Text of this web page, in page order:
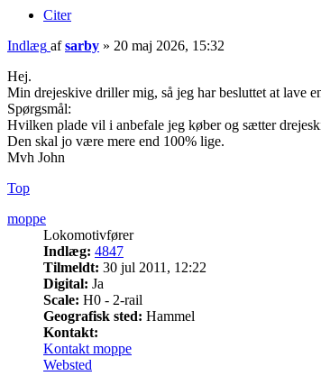
Citer
Indlæg afsarby » 20 maj 2026, 15:32
Hej.
Min drejeskive driller mig, så jeg har besluttet at lave
Spørgsmål:
Hvilken plade vil i anbefale jeg køber og sætter
Den skal jo være mere end 100% lige.
Mvh John
Top
moppe
Lokomotivfører
Indlæg: 4847
Tilmeldt: 30 jul 2011, 12:22
Digital: Ja
Scale: H0 - 2-rail
Geografisk sted: Hammel
Kontakt:
Kontakt moppe
Websted